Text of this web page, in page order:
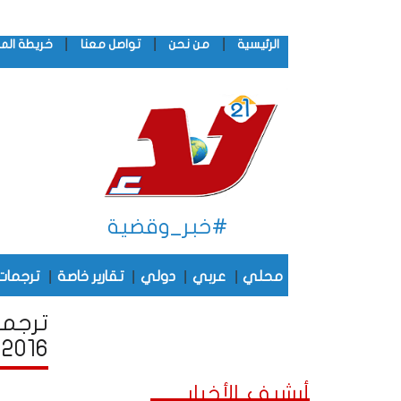
الرئيسية من نحن تواصل معنا خريطة
#خبر_وقضية
محلي عربي دولي تقارير خاصة
2016
أرشيف الأخبار